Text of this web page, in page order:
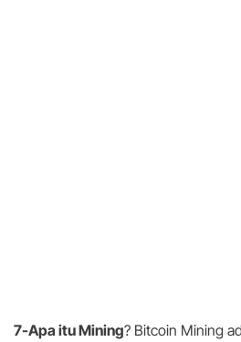
7-Apa itu Mining? Bitcoin Mining